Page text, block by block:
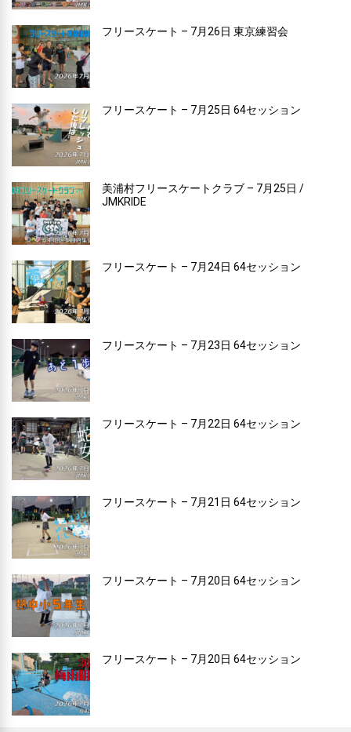
フリースケート – 7月26日 東京練習会
フリースケート – 7月25日 64セッション
美浦村フリースケートクラブ – 7月25日 /
JMKRIDE
フリースケート – 7月24日 64セッション
フリースケート – 7月23日 64セッション
フリースケート – 7月22日 64セッション
フリースケート – 7月21日 64セッション
フリースケート – 7月20日 64セッション
フリースケート – 7月20日 64セッション